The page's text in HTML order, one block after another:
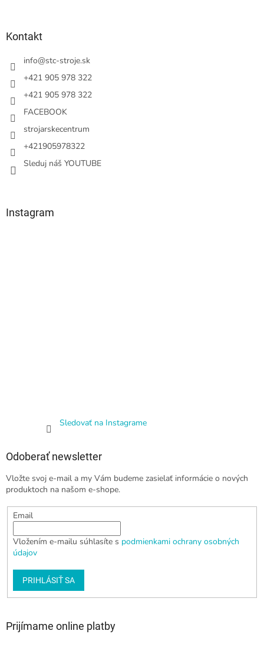
Kontakt
info@stc-stroje.sk
+421 905 978 322
+421 905 978 322
FACEBOOK
strojarskecentrum
+421905978322
Sleduj náš YOUTUBE
Instagram
Sledovať na Instagrame
Odoberať newsletter
Vložte svoj e-mail a my Vám budeme zasielať informácie o nových
produktoch na našom e-shope.
Email
Vložením e-mailu súhlasíte s podmienkami ochrany osobných
údajov
PRIHLÁSIŤ SA
Prijímame online platby